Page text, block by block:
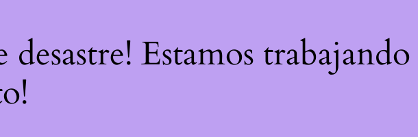
desastre! Estamos